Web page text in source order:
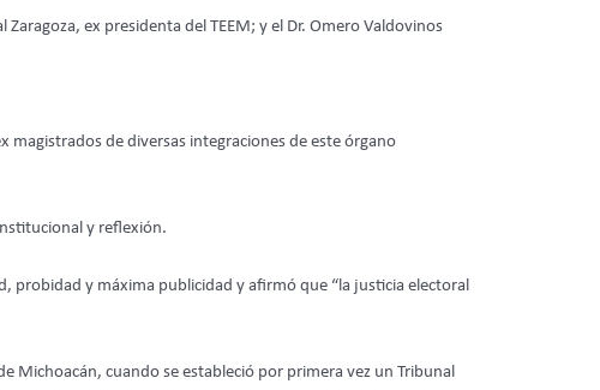
ex presidenta del TEEM; y el Dr. Omero Valdovinos
magistrados de diversas integraciones de este órgano
y reflexión.
probidad y máxima publicidad y afirmó que “la justicia electoral
Michoacán, cuando se estableció por primera vez un Tribunal